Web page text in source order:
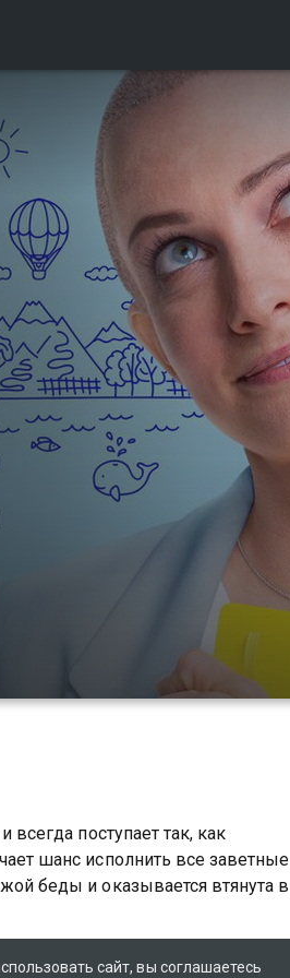
поступает так, как
шанс исполнить все заветные
беды и оказывается втянута в
сайт, вы соглашаетесь